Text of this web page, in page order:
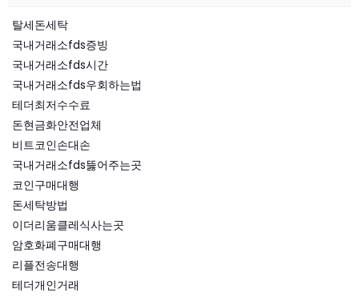
탈세돈세탁
국내거래소fds증빙
국내거래소fds시간
국내거래소fds우회하는법
테더최저수수료
돈현금화안전업체
비트코인손대손
국내거래소fds뚫어주는곳
코인구매대행
돈세탁방법
이더리움클레식사는곳
암호화폐구매대행
리플전송대행
테더개인거래